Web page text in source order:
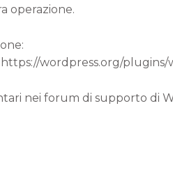
operazione.
: https://wordpress.org/
nei forum di supporto di